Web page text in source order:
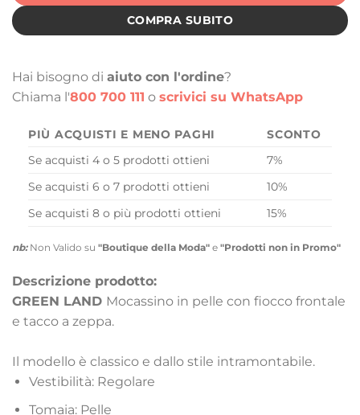
COMPRA SUBITO
Hai bisogno di aiuto con l'ordine?
Chiama l'800 700 111 o scrivici su WhatsApp
PIÙ ACQUISTI E MENO PAGHI
SCONTO
Se acquisti 4 o 5 prodotti ottieni
7%
Se acquisti 6 o 7 prodotti ottieni
10%
Se acquisti 8 o più prodotti ottieni
15%
nb:Non Valido su "Boutique della Moda" e "Prodotti non in Promo"
Descrizione prodotto:
GREEN LAND Mocassino in pelle con fiocco frontale
e tacco a zeppa.
Il modello è classico e dallo stile intramontabile.
Vestibilità: Regolare
Tomaia: Pelle